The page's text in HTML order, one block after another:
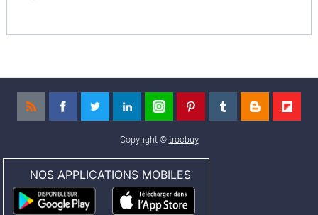
Copyright ©trocbuy
NOS APPLICATIONS MOBILES